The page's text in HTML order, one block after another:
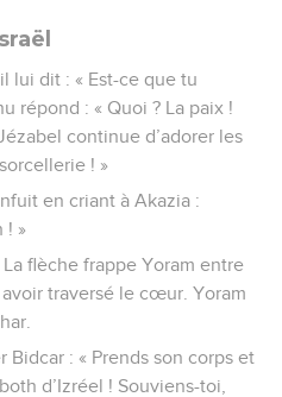
lui dit : « Est-ce que tu
répond : « Quoi ? La paix !
continue d’adorer les
! »
en criant à Akazia :
! »
flèche frappe Yoram entre
traversé le cœur. Yoram
: « Prends son corps et
d’Izréel ! Souviens-toi,